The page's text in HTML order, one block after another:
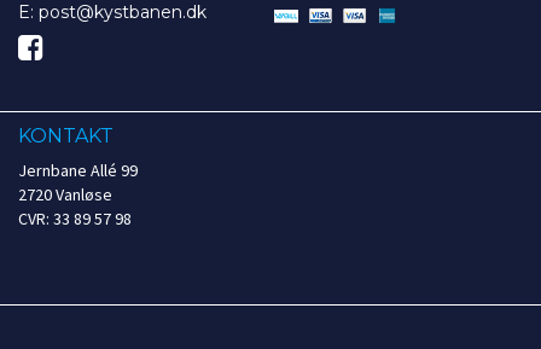
E: post@kystbanen.dk
KONTAKT
Jernbane Allé 99
2720 Vanløse
CVR: 33 89 57 98